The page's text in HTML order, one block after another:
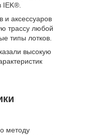
IEK®
и аксессуаров
трассу любой
типы лотков.
высокую
методу